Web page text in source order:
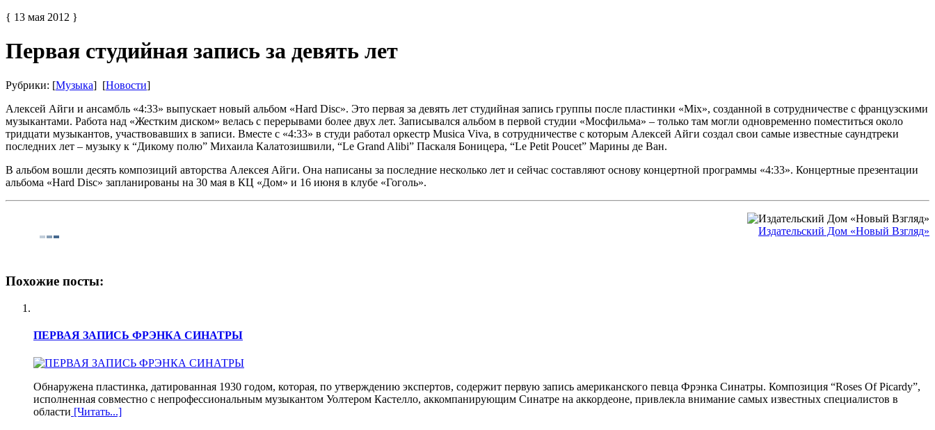
{ 13 мая 2012 }
Первая студийная запись за девять лет
Рубрики: [Музыка] [Новости]
Алексей Айги и ансамбль «4:33» выпускает новый альбом «Hard Disc». Это первая за девять лет студийная запись группы после пластинки «Mix», созданной в сотрудничестве с французскими
музыкантами. Работа над «Жестким диском» велась с перерывами более двух лет. Записывался альбом в первой студии «Мосфильма» – только там могли одновременно поместиться около
тридцати музыкантов, участвовавших в записи. Вместе с «4:33» в студи работал оркестр Musica Viva, в сотрудничестве с которым Алексей Айги создал свои самые известные саундтреки
последних лет – музыку к “Дикому полю” Михаила Калатозишвили, “Le Grand Alibi” Паскаля Боницера, “Le Petit Poucet” Марины де Ван.
В альбом вошли десять композиций авторства Алексея Айги. Она написаны за последние несколько лет и сейчас составляют основу концертной программы «4:33». Концертные презентации
альбома «Hard Disc» запланированы на 30 мая в КЦ «Дом» и 16 июня в клубе «Гоголь».
Издательский Дом «Новый Взгляд»
Похожие посты:
ПЕРВАЯ ЗАПИСЬ ФРЭНКА СИНАТРЫ
Обнаружена пластинка, датированная 1930 годом, которая, по утверждению экспертов, содержит первую запись американского певца Фрэнка Синатры. Композиция “Roses Of Picardy”,
исполненная совместно с непрофессиональным музыкантом Уолтером Кастелло, аккомпанирующим Синатре на аккордеоне, привлекла внимание самых известных специалистов в
области [Читать...]